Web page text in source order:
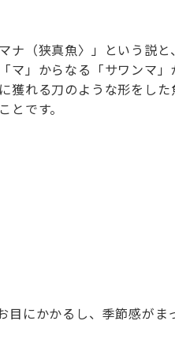
ナ（狭真魚〉」という説
マ」からなる「サワンマ
れる刀のような形をした
です。
目にかかるし、季節感がま